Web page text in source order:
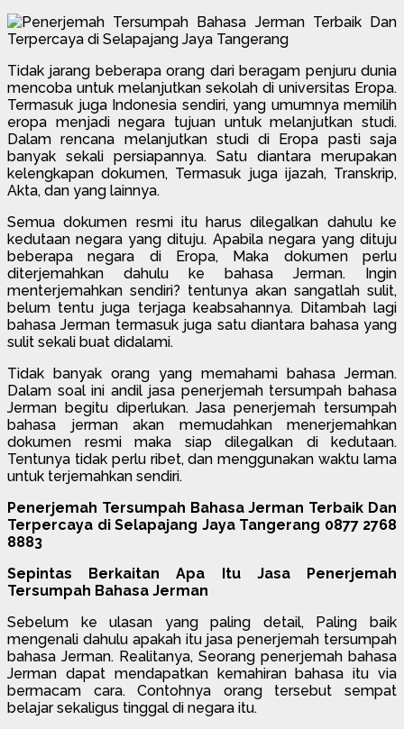
Tidak jarang beberapa orang dari beragam penjuru dunia
mencoba untuk melanjutkan sekolah di universitas Eropa.
Termasuk juga Indonesia sendiri, yang umumnya memilih
eropa menjadi negara tujuan untuk melanjutkan studi.
Dalam rencana melanjutkan studi di Eropa pasti saja
banyak sekali persiapannya. Satu diantara merupakan
kelengkapan dokumen, Termasuk juga ijazah, Transkrip,
Akta, dan yang lainnya.
Semua dokumen resmi itu harus dilegalkan dahulu ke
kedutaan negara yang dituju. Apabila negara yang dituju
beberapa negara di Eropa, Maka dokumen perlu
diterjemahkan dahulu ke bahasa Jerman. Ingin
menterjemahkan sendiri? tentunya akan sangatlah sulit,
belum tentu juga terjaga keabsahannya. Ditambah lagi
bahasa Jerman termasuk juga satu diantara bahasa yang
sulit sekali buat didalami.
Tidak banyak orang yang memahami bahasa Jerman.
Dalam soal ini andil jasa penerjemah tersumpah bahasa
Jerman begitu diperlukan. Jasa penerjemah tersumpah
bahasa jerman akan memudahkan menerjemahkan
dokumen resmi maka siap dilegalkan di kedutaan.
Tentunya tidak perlu ribet, dan menggunakan waktu lama
untuk terjemahkan sendiri.
Penerjemah Tersumpah Bahasa Jerman Terbaik Dan
Terpercaya di Selapajang Jaya Tangerang 0877 2768
8883
Sepintas Berkaitan Apa Itu Jasa Penerjemah
Tersumpah Bahasa Jerman
Sebelum ke ulasan yang paling detail, Paling baik
mengenali dahulu apakah itu jasa penerjemah tersumpah
bahasa Jerman. Realitanya, Seorang penerjemah bahasa
Jerman dapat mendapatkan kemahiran bahasa itu via
bermacam cara. Contohnya orang tersebut sempat
belajar sekaligus tinggal di negara itu.